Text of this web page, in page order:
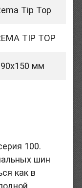
Tip Top
TIP TOP
мм
100.
шин
как в